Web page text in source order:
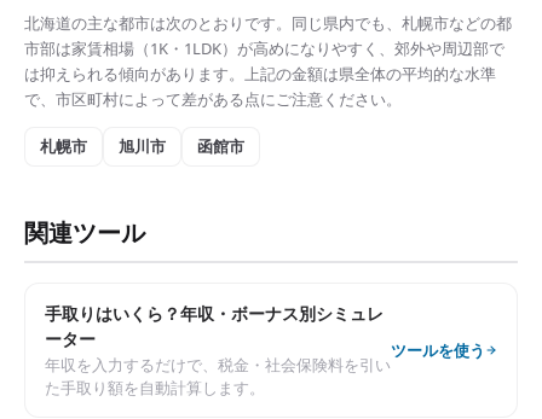
北海道の主な都市は次のとおりです。同じ県内でも、 札幌市などの都
市部は家賃相場（1K・1LDK） が高めになりやすく、郊外や周辺部で
は抑えられる傾向があります。上記の金額は県全体の平均的な水準
で、市区町村によって差がある点にご注意ください。
札幌市 旭川市 函館市
関連ツール
手取りはいくら？年収・ボーナス別シミュレ
ーター
年収を入力するだけで、税金・社会保険料を引い
た手取り額を自動計算します。
ツールを使う